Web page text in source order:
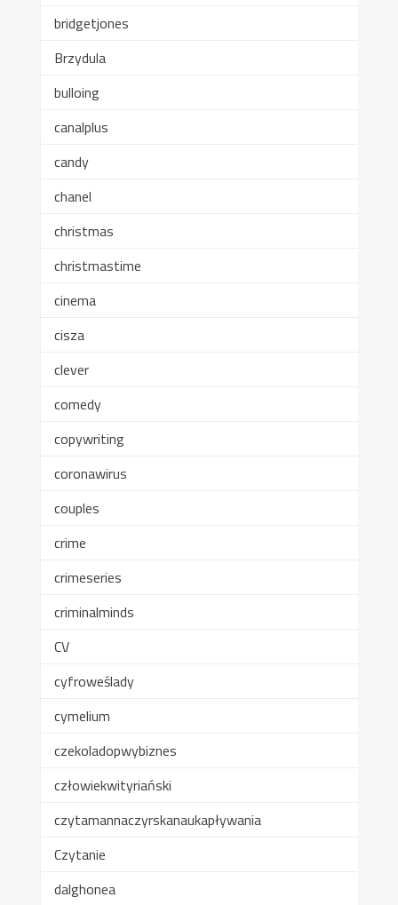
bridgetjones
Brzydula
bulloing
canalplus
candy
chanel
christmas
christmastime
cinema
cisza
clever
comedy
copywriting
coronawirus
couples
crime
crimeseries
criminalminds
CV
cyfroweślady
cymelium
czekoladopwybiznes
człowiekwityriański
czytamannaczyrskanaukapływania
Czytanie
dalghonea